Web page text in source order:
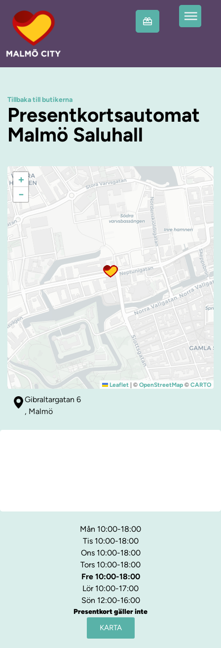
Tillbaka till butikerna
Presentkortsautomat
Malmö Saluhall
+
−
Leaflet | © OpenStreetMap © CARTO
Gibraltargatan 6
, Malmö
Mån 10:00-18:00
Tis 10:00-18:00
Ons 10:00-18:00
Tors 10:00-18:00
Fre 10:00-18:00
Lör 10:00-17:00
Sön 12:00-16:00
Presentkort gäller inte
KARTA